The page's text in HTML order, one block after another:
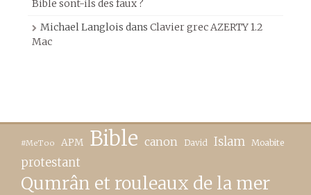
Bible sont-ils des faux ?
Michael Langlois dans Clavier grec AZERTY 1.2
Mac
#MeToo APM Bible canon David Islam Moabite
protestant
Qumrân et rouleaux de la mer